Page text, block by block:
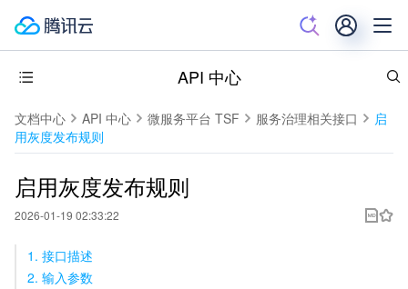
API 中心
文档中心 API 中心 微服务平台 TSF 服务治理相关接口
启
用灰度发布规则
启用灰度发布规则
2026-01-19 02:33:22
1. 接口描述
2. 输入参数